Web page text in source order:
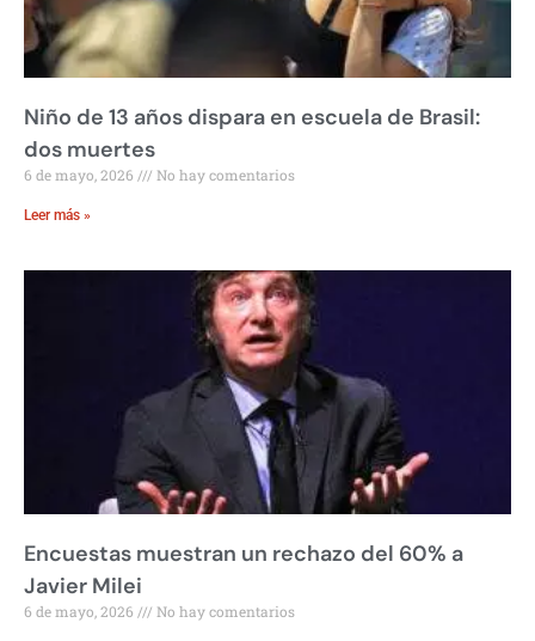
Niño de 13 años dispara en escuela de Brasil:
dos muertes
6 de mayo, 2026 No hay comentarios
Leer más »
Encuestas muestran un rechazo del 60% a
Javier Milei
6 de mayo, 2026 No hay comentarios